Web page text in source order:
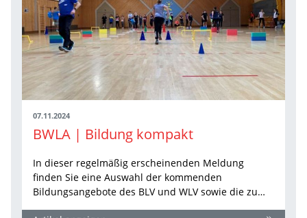
07.11.2024
BWLA | Bildung kompakt
In dieser regelmäßig erscheinenden Meldung
finden Sie eine Auswahl der kommenden
Bildungsangebote des BLV und WLV sowie die zu…